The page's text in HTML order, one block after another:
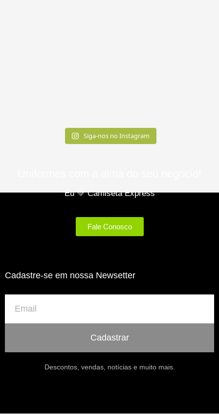
Siga-nos no Instagram
Eu 💚 Camiseta Express
Fale Conosco
Cadastre-se em nossa Newsetter
Cadastrar
Descontos, vendas, notícias e muito mais.